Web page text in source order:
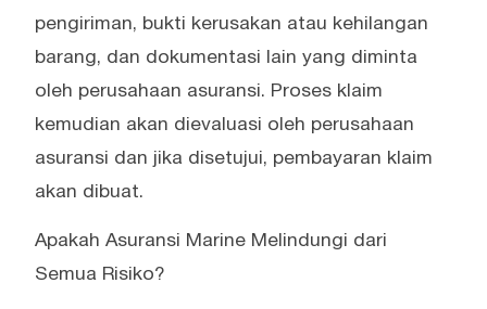
pengiriman, bukti kerusakan atau kehilangan
barang, dan dokumentasi lain yang diminta
oleh perusahaan asuransi. Proses klaim
kemudian akan dievaluasi oleh perusahaan
asuransi dan jika disetujui, pembayaran klaim
akan dibuat.
Apakah Asuransi Marine Melindungi dari
Semua Risiko?